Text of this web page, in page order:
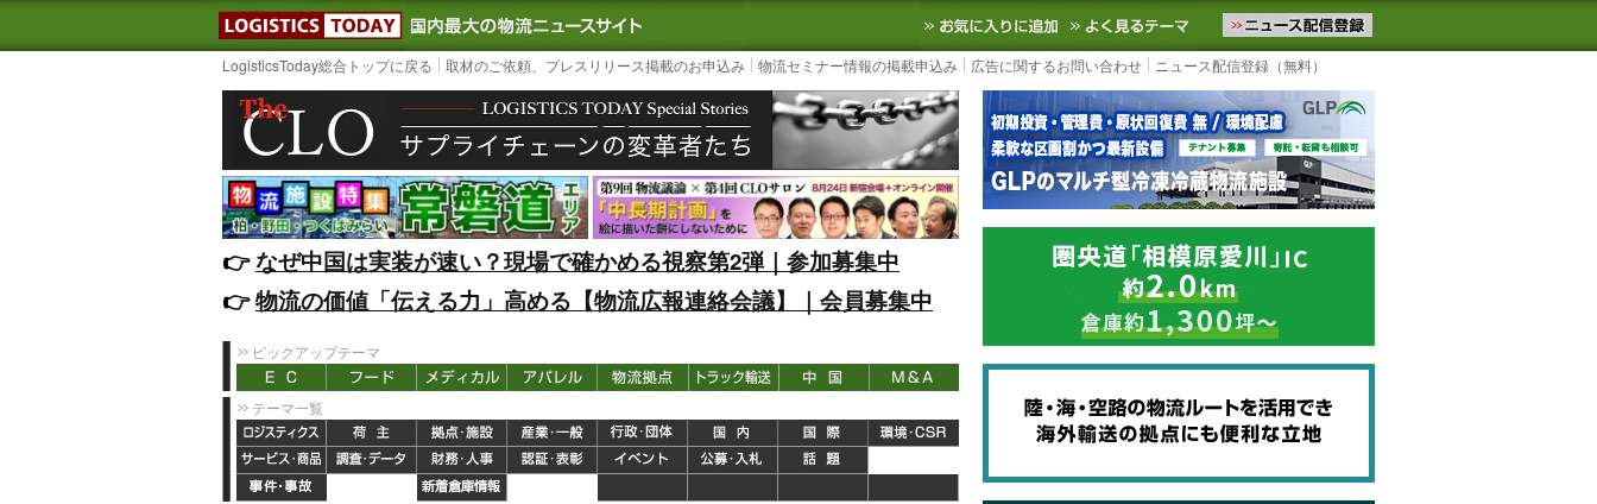
LOGISTICS TODAY｜国内最大の物流ニュースサイト3PL, SCMなど国内外の最新の物流ニュースをお届けします。物流ニュースメール配信を登録す
お気に入りに追加 よく見るテーマ
LogisticsToday総合トップに戻る 取材のご依頼、プレスリリース掲載のお申込み 物流セミナー情報の掲載申込み 広告に関するお問い合わせ ニュース配信登録（無料）
👉️なぜ中国は実装が速い？現場で確かめる視察第2弾｜参加募集中
👉️物流の価値「伝える力」高める【物流広報連絡会議】｜会員募集中
ピックアップテーマ
テーマ一覧